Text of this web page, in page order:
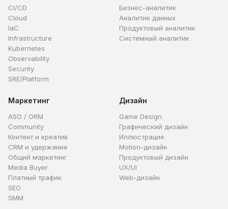
CI/CD
Cloud
IaC
Infrastructure
Kubernetes
Observability
Security
SRE/Platform
Бизнес-аналитик
Аналитик данных
Продуктовый аналитик
Системный аналитик
Маркетинг
ASO / ORM
Community
Контент и креатив
CRM и удержание
Общий маркетинг
Media Buyer
Платный трафик
SEO
SMM
Дизайн
Game Design
Графический дизайн
Иллюстрация
Motion-дизайн
Продуктовый дизайн
UX/UI
Web-дизайн